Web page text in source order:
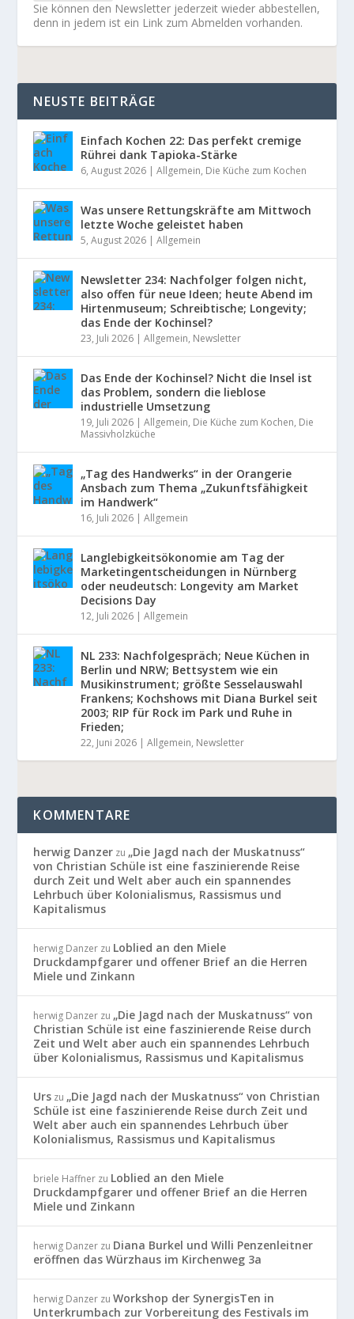
Sie können den Newsletter jederzeit wieder abbestellen,
denn in jedem ist ein Link zum Abmelden vorhanden.
NEUSTE BEITRÄGE
Einfach Kochen 22: Das perfekt cremige
Rührei dank Tapioka-Stärke
6, August 2026 |Allgemein, Die Küche zum Kochen
Was unsere Rettungskräfte am Mittwoch
letzte Woche geleistet haben
5, August 2026 |Allgemein
Newsletter 234: Nachfolger folgen nicht,
also offen für neue Ideen; heute Abend im
Hirtenmuseum; Schreibtische; Longevity;
das Ende der Kochinsel?
23, Juli 2026 |Allgemein, Newsletter
Das Ende der Kochinsel? Nicht die Insel ist
das Problem, sondern die lieblose
industrielle Umsetzung
19, Juli 2026 |Allgemein, Die Küche zum Kochen, Die
Massivholzküche
„Tag des Handwerks“ in der Orangerie
Ansbach zum Thema „Zukunftsfähigkeit
im Handwerk“
16, Juli 2026 |Allgemein
Langlebigkeitsökonomie am Tag der
Marketingentscheidungen in Nürnberg
oder neudeutsch: Longevity am Market
Decisions Day
12, Juli 2026 |Allgemein
NL 233: Nachfolgespräch; Neue Küchen in
Berlin und NRW; Bettsystem wie ein
Musikinstrument; größte Sesselauswahl
Frankens; Kochshows mit Diana Burkel seit
2003; RIP für Rock im Park und Ruhe in
Frieden;
22, Juni 2026 |Allgemein, Newsletter
KOMMENTARE
herwig Danzer zu „Die Jagd nach der Muskatnuss“
von Christian Schüle ist eine faszinierende Reise
durch Zeit und Welt aber auch ein spannendes
Lehrbuch über Kolonialismus, Rassismus und
Kapitalismus
herwig Danzer zu Loblied an den Miele
Druckdampfgarer und offener Brief an die Herren
Miele und Zinkann
herwig Danzer zu „Die Jagd nach der Muskatnuss“ von
Christian Schüle ist eine faszinierende Reise durch
Zeit und Welt aber auch ein spannendes Lehrbuch
über Kolonialismus, Rassismus und Kapitalismus
Urs zu „Die Jagd nach der Muskatnuss“ von Christian
Schüle ist eine faszinierende Reise durch Zeit und
Welt aber auch ein spannendes Lehrbuch über
Kolonialismus, Rassismus und Kapitalismus
briele Haffner zu Loblied an den Miele
Druckdampfgarer und offener Brief an die Herren
Miele und Zinkann
herwig Danzer zu Diana Burkel und Willi Penzenleitner
eröffnen das Würzhaus im Kirchenweg 3a
herwig Danzer zuWorkshop der SynergisTen in
Unterkrumbach zur Vorbereitung des Festivals im